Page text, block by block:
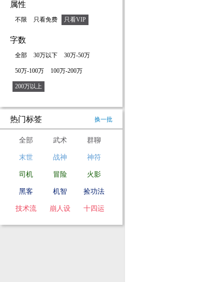
属性
不限 只看免费 只看VIP
字数
全部 30万以下 30万-50万
50万-100万 100万-200万
200万以上
热门标签 换一批
全部 武术 群聊
末世 战神 神符
司机 冒险 火影
黑客 机智 捡功法
技术流 崩人设 十四运